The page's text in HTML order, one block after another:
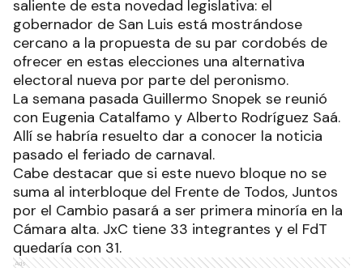
saliente de esta novedad legislativa: el
gobernador de San Luis está mostrándose
cercano a la propuesta de su par cordobés de
ofrecer en estas elecciones una alternativa
electoral nueva por parte del peronismo.
La semana pasada Guillermo Snopek se reunió
con Eugenia Catalfamo y Alberto Rodríguez Saá.
Allí se habría resuelto dar a conocer la noticia
pasado el feriado de carnaval.
Cabe destacar que si este nuevo bloque no se
suma al interbloque del Frente de Todos, Juntos
por el Cambio pasará a ser primera minoría en la
Cámara alta. JxC tiene 33 integrantes y el FdT
quedaría con 31.
Ads